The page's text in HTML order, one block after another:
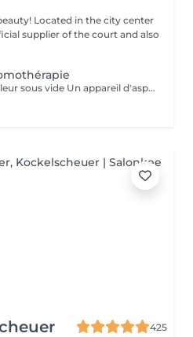
city center
supplier of the court and also
Appareil de thérapie par couleur sous vide Un appareil d'aspiration - complété avec 21 couleurs (barre de couleurs Akari). APPLICATIONS En cosmétique, en massage, en physiothérapie et dans le domaine médical. AVANTAGE En raison du vide, de la levée sans pression, la circulation sanguine et la lymphe sont stimulées. Ce vide est constant, finement contrôlé et réglable. Il a un train doux. Cela signifie qu'il peut également être utilisé sur les zones les plus sensibles - cicatrices, contour des yeux, lèvres, zones douloureuses ... APPLICATIONS POSSIBLES EN COSMÉTIQUE, Pour resserrer et affiner le visage (rides autour des yeux et des lèvres), cou et décolleté les bras supérieurs , ventre , hanche , cellulite DANS LE MASSAGE, drainage , réflexologie , tissu conjonctif, le drainage lymphatique , compensation des méridiens , dans les blessures sportives Pour le post-traitement des opérations faciales Possibilité d'utiliser une pyramide de cristal de roche pour faire des stimulations de couleur.
425